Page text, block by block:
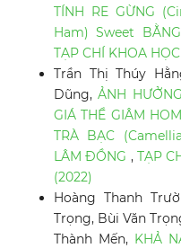
TÍNH RE GỪNG
Ham) Sweet
TẠP CHÍ KHOA
Trần Thị Thúy
Dũng,ẢNH
GIÁ THỂ GIÂM
TRÀ BẠC
LÂM ĐỒNG , TẠP
(2022)
Hoàng Thanh
Trọng, Bùi Văn
Thành Mến, KHẢ